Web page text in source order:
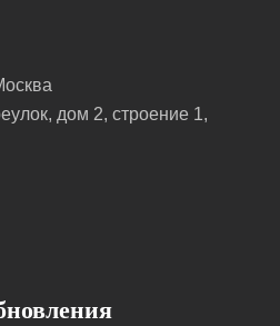
дом 2, строение 1,